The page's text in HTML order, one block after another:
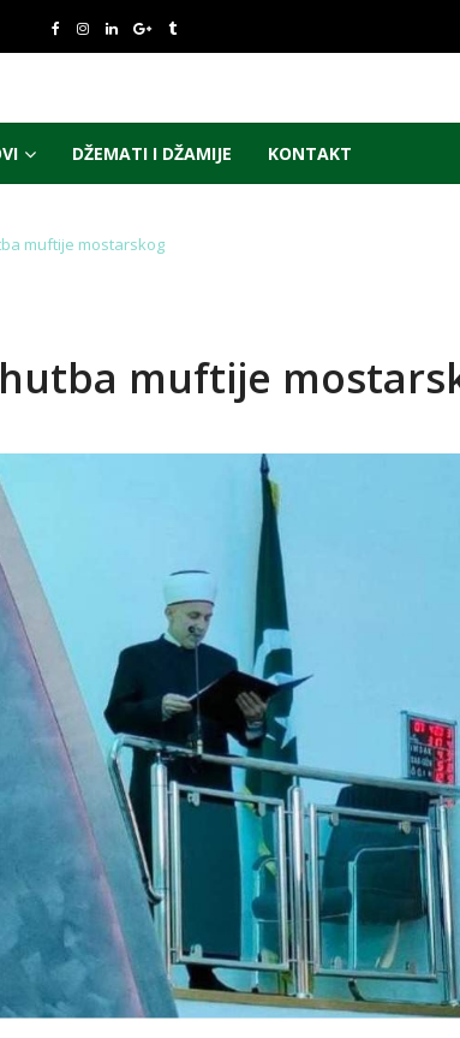
DŽEMATI I DŽAMIJE KONTAKT
muftije mostarskog
muftije